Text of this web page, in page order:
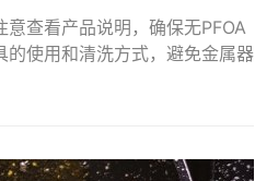
查看产品说明，确保无PFOA
使用和清洗方式，避免金属器